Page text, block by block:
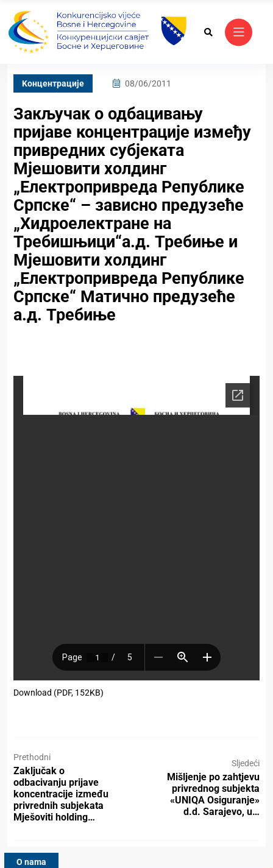
Kонцентрације 08/06/2011
Закључак о одбацивању
пријаве концентрације између
привредних субјекaта
Мјешовити холдинг
„Електропривреда Републике
Српске“ – зависно предузеће
„Хидроелектране на
Требишњици“а.д. Требиње и
Мјешовити холдинг
„Електропривреда Републике
Српске“ Матично предузеће
а.д. Требиње
Download (PDF, 152KB)
Prethodni
Zaključak o
odbacivanju prijave
koncentracije između
privrednih subjekata
Mješoviti holding…
Sljedeći
Mišljenje po zahtjevu
privrednog subjekta
«UNIQA Osiguranje»
d.d. Sarajevo, u…
O nama